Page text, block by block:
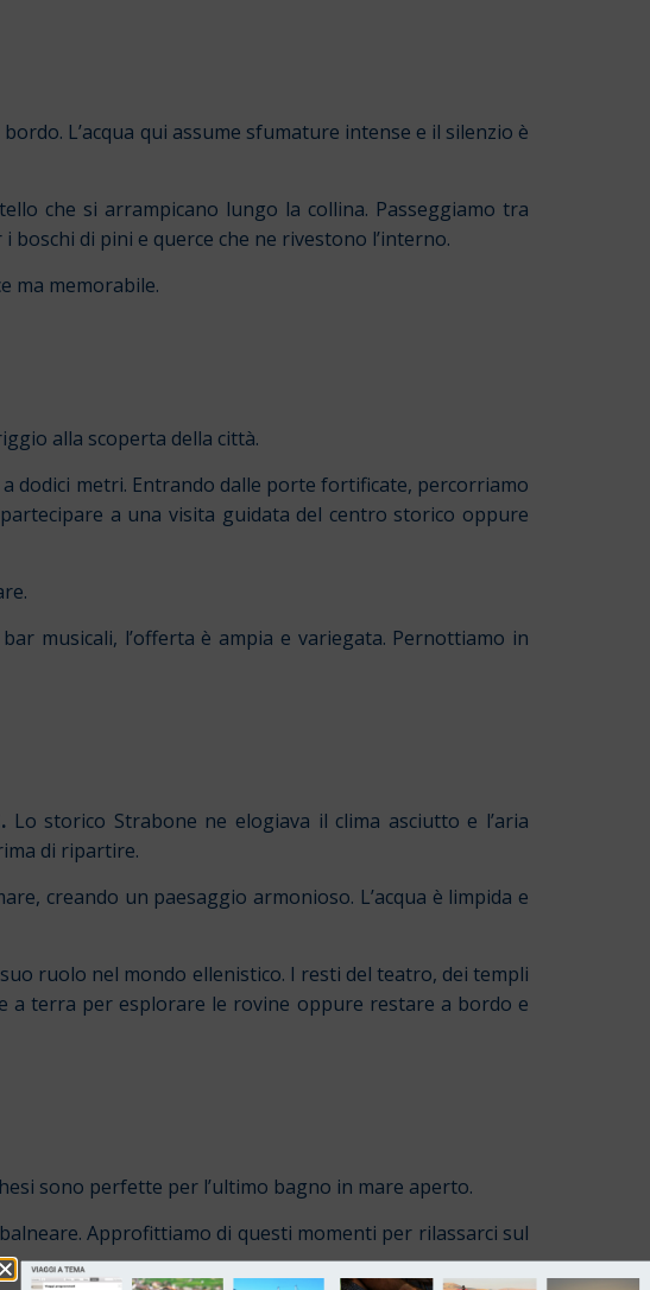
L’acqua qui assume sfumature intense e il silenzio è
che si arrampicano lungo la collina. Passeggiamo tra
boschi di pini e querce che ne rivestono l’interno.
ma memorabile.
alla scoperta della città.
dodici metri. Entrando dalle porte fortificate, percorriamo
a una visita guidata del centro storico oppure
musicali, l’offerta è ampia e variegata. Pernottiamo in
Lo storico Strabone ne elogiava il clima asciutto e l’aria
di ripartire.
creando un paesaggio armonioso. L’acqua è limpida e
ruolo nel mondo ellenistico. I resti del teatro, dei templi
a terra per esplorare le rovine oppure restare a bordo e
sono perfette per l’ultimo bagno in mare aperto.
Approfittiamo di questi momenti per rilassarci sul